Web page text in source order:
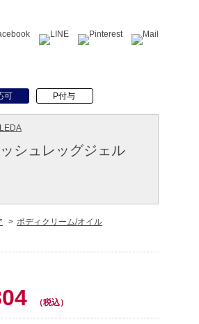
可 P付与
シュレッグジェル
ボディクリーム/オイル
（税込）